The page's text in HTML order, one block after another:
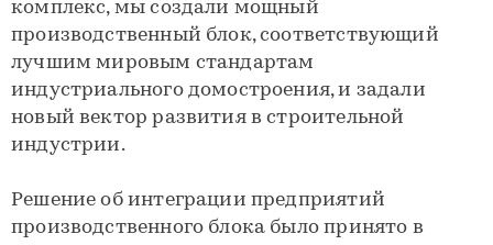
комплекс, мы создали мощный
производственный блок, соответствующий
лучшим мировым стандартам
индустриального домостроения, и задали
новый вектор развития в строительной
индустрии.
Решение об интеграции предприятий
производственного блока было принято в